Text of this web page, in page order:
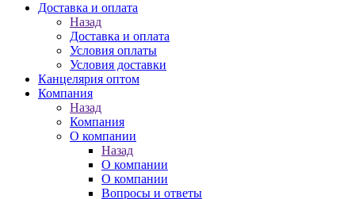
Доставка и оплата
Назад
Доставка и оплата
Условия оплаты
Условия доставки
Канцелярия оптом
Компания
Назад
Компания
О компании
Назад
О компании
О компании
Вопросы и ответы